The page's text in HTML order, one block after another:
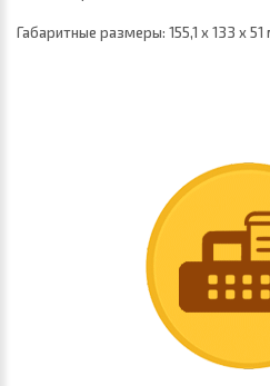
Габаритные размеры: 155,1 х 133 х